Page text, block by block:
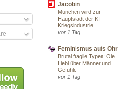
Jacobin
München wird zur
Hauptstadt der KI-
Kriegsindustrie
vor 1 Tag
Feminismus aufs Ohr
Brutal fragile Typen: Ole
Liebl über Männer und
Gefühle
vor 1 Tag